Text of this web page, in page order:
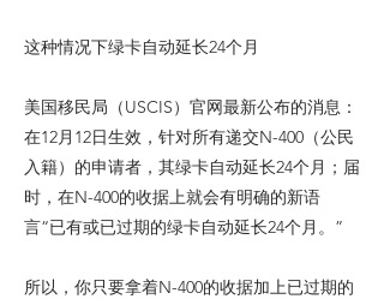
这种情况下绿卡自动延长24个月
美国移民局（USCIS）官网最新公布的消息：
在12月12日生效，针对所有递交N-400（公民
入籍）的申请者，其绿卡自动延长24个月；届
时，在N-400的收据上就会有明确的新语
言“已有或已过期的绿卡自动延长24个月。”
所以，你只要拿着N-400的收据加上已过期的